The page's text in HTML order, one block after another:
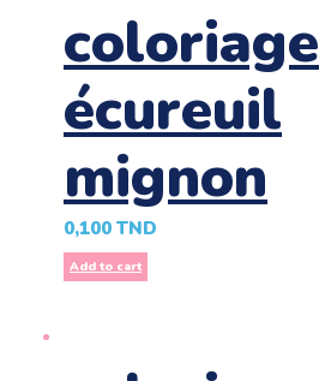
coloriage
écureuil
mignon
0,100 TND
Add to cart